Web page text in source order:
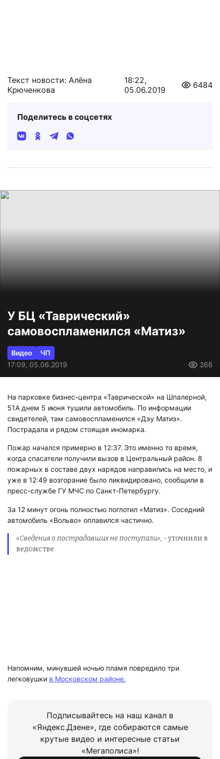
Текст новости: Алёна
Крюченкова
18:22,
05.06.2019
6484
Поделитесь в соцсетях
У БЦ «Таврический»
самовоспламенился «Матиз»
Видео
ЧП
17:09, 05.06.2019
266
На парковке бизнес-центра «Таврической» на Шпалерной,
51А днем 5 июня тушили автомобиль. По информации
свидетелей, там самовоспламенился «Дэу Матиз».
Пострадала и рядом стоящая иномарка.
Пожар начался примерно в 12:37. Это именно то время,
когда спасатели получили вызов в Центральный район. 8
пожарных в составе двух нарядов направились на место, и
уже в 12:49 возгорание было ликвидировано, сообщили в
пресс-службе ГУ МЧС по Санкт-Петербургу.
За 12 минут огонь полностью поглотил «Матиз». Соседний
автомобиль «Вольво» оплавился частично.
«Сведения о пострадавших не поступали», - уточнили в
ведомстве.
Напомним, минувшей ночью пламя повредило три
легковушки в Московском районе.
Подписывайтесь на наш канал в
«Яндекс.Дзене», где собираются самые
крутые видео и интересные статьи
«Мегаполиса»!